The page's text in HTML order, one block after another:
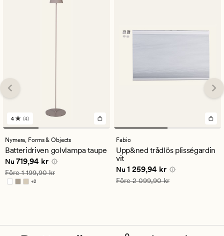
4
omdömen
med
ett
genomsnittligt
betyg
på
4
4 (4)
Nymera, Forms & Objects
Batteridriven golvlampa taupe
Nuvarande pris
Nu 719,94 kr
Ordinarie pris 1 199,90 kr
Före1 199,90 kr
+2
Finns i fler färger
Fabio
Upp&ned trådlös plisségardin
vit
Nuvarande pris 1 259,94 kr
Nu 1 259,94 kr
Ordinarie pris 2 099,90 kr
Före2 099,90 kr